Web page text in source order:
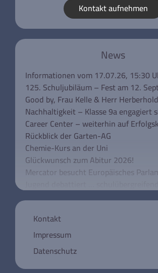
Kontakt aufnehmen
News
Informationen vom 17.07.26, 15:30
125. Schuljubiläum – Fest am 12.
Good by, Frau Kelle & Herr
Nachhaltigkeit – Klasse 9a engagiert
Career Center – weiterhin auf
Rückblick der Garten-AG
Chemie-Kurs an der Uni
Glückwunsch zum Abitur 2026!
Mercator besucht Europäisches
Unsere Klassen 5 besuchen das
Mercator trauert um Wolfgang Urban
Registrierung für die Deutsche
Knochenmarksspendedatei
Jugend debattiert 2026 am Mercator-
Un week-end à Paris
Kontakt
Impressum
Datenschutz